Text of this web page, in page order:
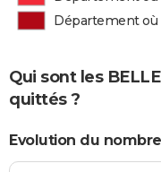
Département où
Qui sont les
quittés ?
Evolution du